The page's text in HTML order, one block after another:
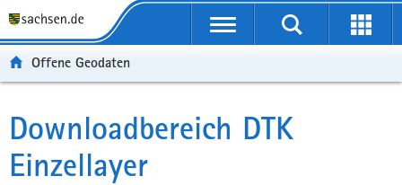
t
ü
b
e
t
n
a
v
p
n
h
a
t
-
B
e
Offene Geodaten
Hauptinhalt
Downloadbereich DTK
Einzellayer